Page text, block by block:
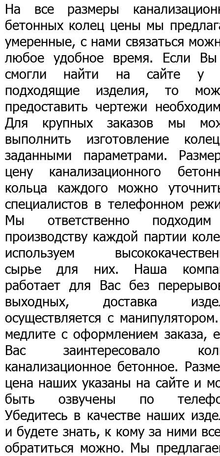
На все размеры
бетонных колец цены мы
умеренные, с нами связаться
любое удобное время. Если
смогли найти на сайте у
подходящие изделия, то
предоставить чертежи
Для крупных заказов мы
выполнить изготовление
заданными параметрами.
цену канализационного
кольца каждого можно
специалистов в телефонном
Мы ответственно
производству каждой партии
используем
сырье для них. Наша
работает для Вас без
выходных, доставка
осуществляется с
медлите с оформлением заказа,
Вас заинтересовало
канализационное бетонное.
цена наших указаны на сайте и
быть озвучены по
Убедитесь в качестве наших
и будете знать, к кому за ними
обратиться можно. Мы